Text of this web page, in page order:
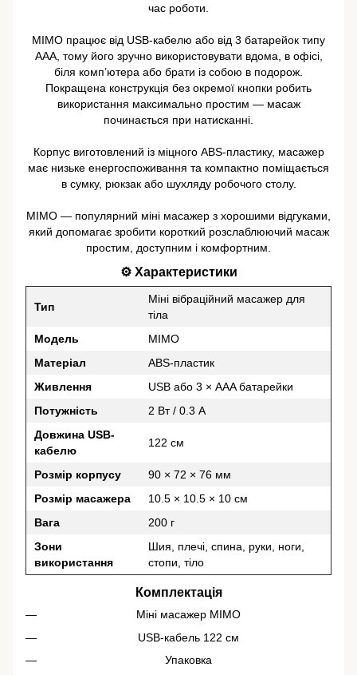
час роботи.
MIMO працює від USB-кабелю або від 3 батарейок типу
AAA, тому його зручно використовувати вдома, в офісі,
біля комп’ютера або брати із собою в подорож.
Покращена конструкція без окремої кнопки робить
використання максимально простим — масаж
починається при натисканні.
Корпус виготовлений із міцного ABS-пластику, масажер
має низьке енергоспоживання та компактно поміщається
в сумку, рюкзак або шухляду робочого столу.
MIMO — популярний міні масажер з хорошими відгуками,
який допомагає зробити короткий розслаблюючий масаж
простим, доступним і комфортним.
⚙️ Характеристики
Тип
Міні вібраційний масажер для
тіла
Модель
MIMO
Матеріал
ABS-пластик
Живлення
USB або 3 × AAA батарейки
Потужність
2 Вт / 0.3 A
Довжина USB-
кабелю
122 см
Розмір корпусу
90 × 72 × 76 мм
Розмір масажера
10.5 × 10.5 × 10 см
Вага
200 г
Зони
використання
Шия, плечі, спина, руки, ноги,
стопи, тіло
Комплектація
Міні масажер MIMO
USB-кабель 122 см
Упаковка